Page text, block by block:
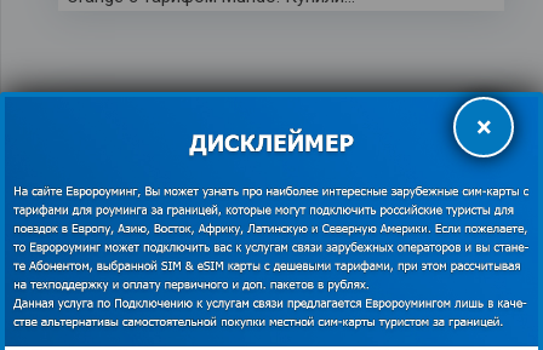
В Баварию на авто – наша
авантюра и отзыв о сим-
карте Orangel Mundo
11.11.2018
аренда авто в Германии
в Баварию на авто
×